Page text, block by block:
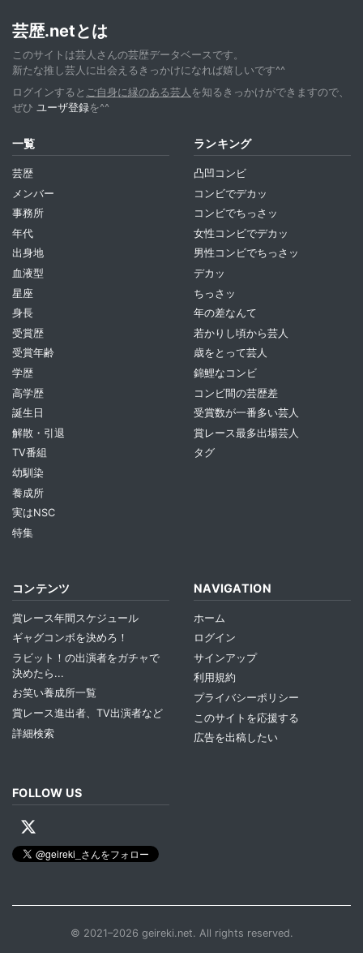
芸歴.netとは
このサイトは芸人さんの芸歴データベースです。
新たな推し芸人に出会えるきっかけになれば嬉しいです^^
ログインすると ご自身に縁のある芸人 を知るきっかけができますので、
ぜひ ユーザ登録を^^
一覧
芸歴
メンバー
事務所
年代
出身地
血液型
星座
身長
受賞歴
受賞年齢
学歴
高学歴
誕生日
解散・引退
TV番組
幼馴染
養成所
実はNSC
特集
ランキング
凸凹コンビ
コンビでデカッ
コンビでちっさッ
女性コンビでデカッ
男性コンビでちっさッ
デカッ
ちっさッ
年の差なんて
若かりし頃から芸人
歳をとって芸人
錦鯉なコンビ
コンビ間の芸歴差
受賞数が一番多い芸人
賞レース最多出場芸人
タグ
コンテンツ
賞レース年間スケジュール
ギャグコンボを決めろ！
ラビット！の出演者をガチャで
決めたら...
お笑い養成所一覧
賞レース進出者、TV出演者など
詳細検索
NAVIGATION
ホーム
ログイン
サインアップ
利用規約
プライバシーポリシー
このサイトを応援する
広告を出稿したい
FOLLOW US
© 2021–2026 geireki.net. All rights reserved.